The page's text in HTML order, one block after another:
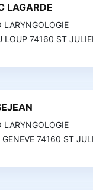
LAGARDE
LARYNGOLOGIE
LOUP 74160 ST
LARYNGOLOGIE
GENEVE 74160 ST